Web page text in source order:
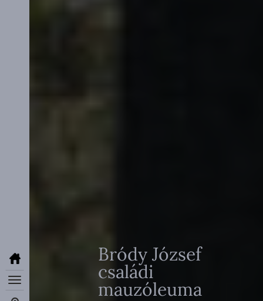
Bródy József
családi
mauzóleuma